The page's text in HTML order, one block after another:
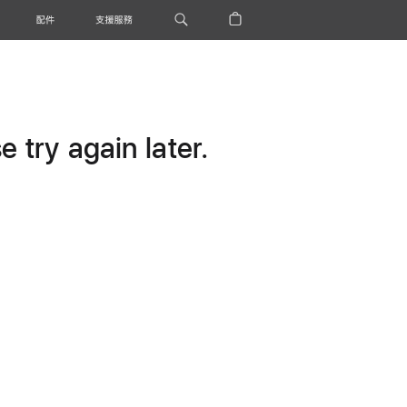
配件 支援服務
try again later.